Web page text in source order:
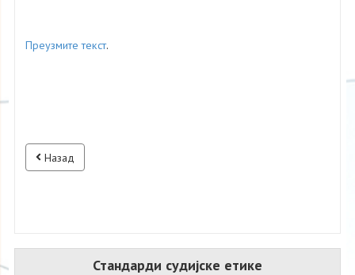
Преузмите текст.
Назад
Стандарди судијске етике